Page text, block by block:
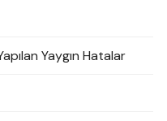
Yaygın Hatalar